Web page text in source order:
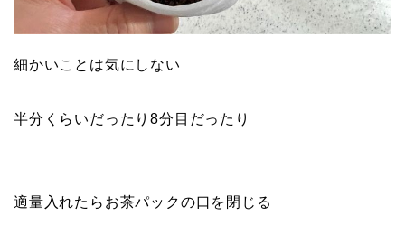
細かいことは気にしない
半分くらいだったり8分目だったり
適量入れたらお茶パックの口を閉じる